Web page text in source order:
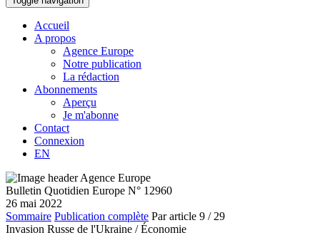
Accueil
A propos
Agence Europe
Notre publication
La rédaction
Abonnements
Aperçu
Je m'abonne
Contact
Connexion
EN
Bulletin Quotidien Europe N° 12960
26 mai 2022
Sommaire Publication complète Par article 9 / 29
Invasion Russe de l'Ukraine / Économie